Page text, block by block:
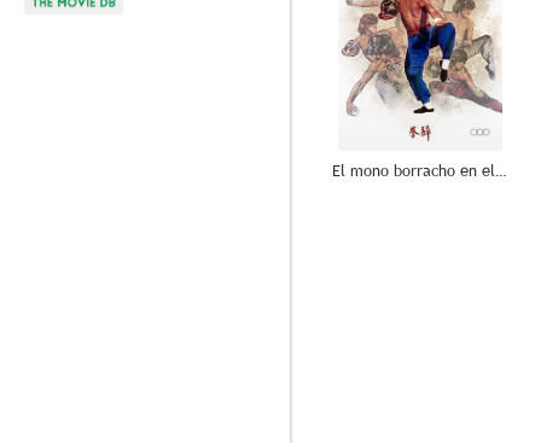
El mono borracho en el ojo del tigre (Drunken Master)